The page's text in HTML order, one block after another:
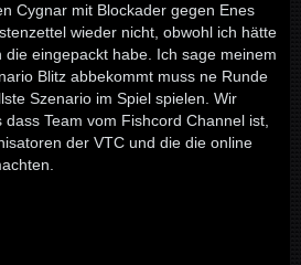
Cygnar mit Blockader gegen Enes
wieder nicht, obwohl ich hätte
eingepackt habe. Ich sage meinem
Blitz abbekommt muss ne Runde
Szenario im Spiel spielen. Wir
Team vom Fishcord Channel ist,
der VTC und die die online